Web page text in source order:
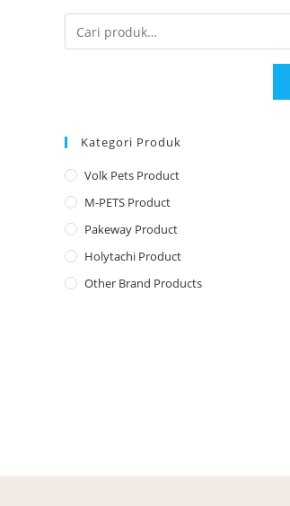
Kategori Produk
Volk Pets Product
M-PETS Product
Pakeway Product
Holytachi Product
Other Brand Products